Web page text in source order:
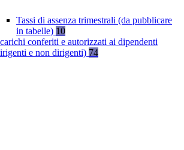
Tassi di assenza trimestrali (da pubblicare
in tabelle) 10
conferiti e autorizzati ai dipendenti
e non dirigenti) 74